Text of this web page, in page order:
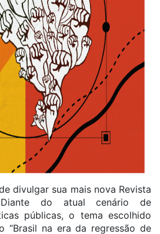
divulgar sua mais nova Revista
Diante do atual cenário de
públicas, o tema escolhido
“Brasil na era da regressão de